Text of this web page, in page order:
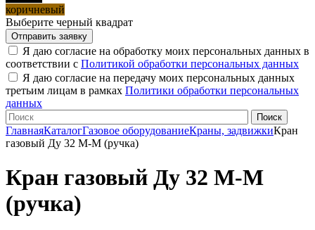
коричневый
Выберите черный квадрат
Я даю согласие на обработку моих персональных данных в
соответствии с Политикой обработки персональных данных
Я даю согласие на передачу моих персональных данных
третьим лицам в рамках Политики обработки персональных
данных
ГлавнаяКаталогГазовое оборудованиеКраны, задвижкиКран
газовый Ду 32 М-М (ручка)
Кран газовый Ду 32 М-М
(ручка)